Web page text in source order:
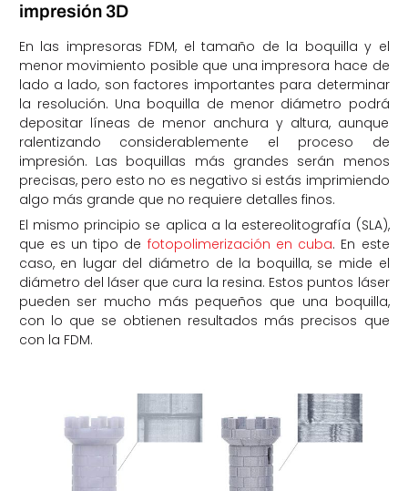
impresión 3D
En las impresoras FDM, el tamaño de la boquilla y el
menor movimiento posible que una impresora hace de
lado a lado, son factores importantes para determinar
la resolución. Una boquilla de menor diámetro podrá
depositar líneas de menor anchura y altura, aunque
ralentizando considerablemente el proceso de
impresión. Las boquillas más grandes serán menos
precisas, pero esto no es negativo si estás imprimiendo
algo más grande que no requiere detalles finos.
El mismo principio se aplica a la estereolitografía (SLA),
que es un tipo de fotopolimerización en cuba. En este
caso, en lugar del diámetro de la boquilla, se mide el
diámetro del láser que cura la resina. Estos puntos láser
pueden ser mucho más pequeños que una boquilla,
con lo que se obtienen resultados más precisos que
con la FDM.